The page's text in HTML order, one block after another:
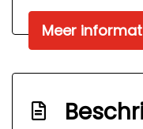
Airco
Stuur leder
Meer